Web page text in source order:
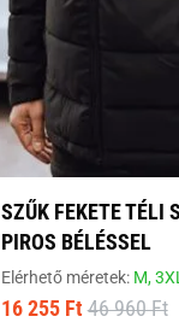
SZŰK FEKETE TÉLI
PIROS BÉLÉSSEL
Elérhető méretek: M,3XL
16 255 Ft 46 960 Ft